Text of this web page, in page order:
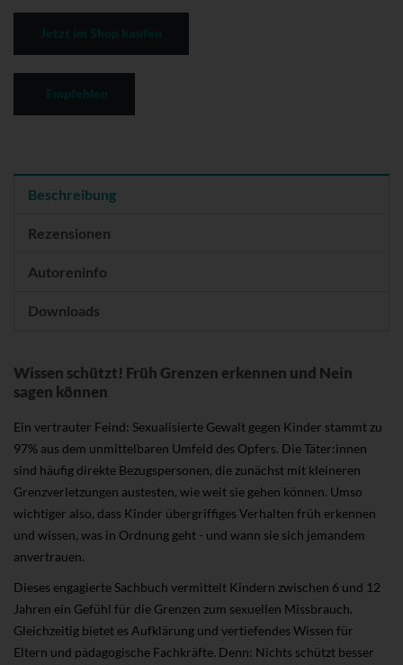
Beschreibung
Rezensionen
Autoreninfo
Downloads
Wissen schützt! Früh Grenzen erkennen und Nein
sagen können
Ein vertrauter Feind: Sexualisierte Gewalt gegen Kinder stammt zu
97% aus dem unmittelbaren Umfeld des Opfers. Die Täter:innen
sind häufig direkte Bezugspersonen, die zunächst mit kleineren
Grenzverletzungen austesten, wie weit sie gehen können. Umso
wichtiger also, dass Kinder übergriffiges Verhalten früh erkennen
und wissen, was in Ordnung geht - und wann sie sich jemandem
anvertrauen.
Dieses engagierte Sachbuch vermittelt Kindern zwischen 6 und 12
Jahren ein Gefühl für die Grenzen zum sexuellen Missbrauch.
Gleichzeitig bietet es Aufklärung und vertiefendes Wissen für
Eltern und pädagogische Fachkräfte. Denn: Nichts schützt besser